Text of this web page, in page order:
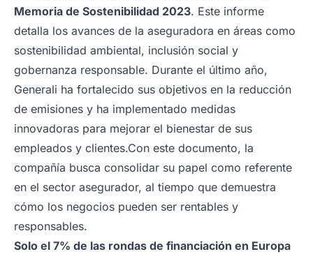
Memoria de Sostenibilidad 2023. Este informe
detalla los avances de la aseguradora en áreas como
sostenibilidad ambiental, inclusión social y
gobernanza responsable. Durante el último año,
Generali ha fortalecido sus objetivos en la reducción
de emisiones y ha implementado medidas
innovadoras para mejorar el bienestar de sus
empleados y clientes.Con este documento, la
compañía busca consolidar su papel como referente
en el sector asegurador, al tiempo que demuestra
cómo los negocios pueden ser rentables y
responsables.
Solo el 7% de las rondas de financiación en Europa